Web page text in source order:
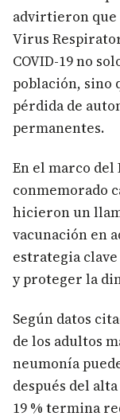
advirtieron que
Virus
COVID-19 no
población, sino
pérdida de
permanentes.
En el marco
conmemorado
hicieron un
vacunación en
estrategia
y proteger la
Según datos
de los adultos
neumonía
después del
19 % termina